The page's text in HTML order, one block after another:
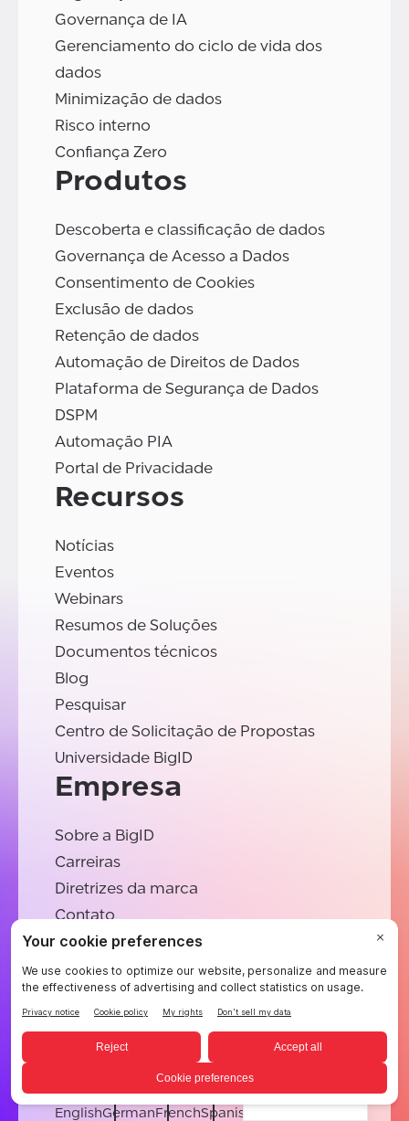
Governança de IA
Gerenciamento do ciclo de vida dos
dados
Minimização de dados
Risco interno
Confiança Zero
Produtos
Descoberta e classificação de dados
Governança de Acesso a Dados
Consentimento de Cookies
Exclusão de dados
Retenção de dados
Automação de Direitos de Dados
Plataforma de Segurança de Dados
DSPM
Automação PIA
Portal de Privacidade
Recursos
Notícias
Eventos
Webinars
Resumos de Soluções
Documentos técnicos
Blog
Pesquisar
Centro de Solicitação de Propostas
Universidade BigID
Empresa
Sobre a BigID
Carreiras
Diretrizes da marca
Contato
©BigID
TermosAviso de privacidadeBiscoitos
Suas opções de privacidade
Conduta e Ética
Declaração sobre a escravidão moderna
SubprocessadoresApoiarCarreiras
[email protected]
EnglishGermanFrenchSpanish
Portuguese